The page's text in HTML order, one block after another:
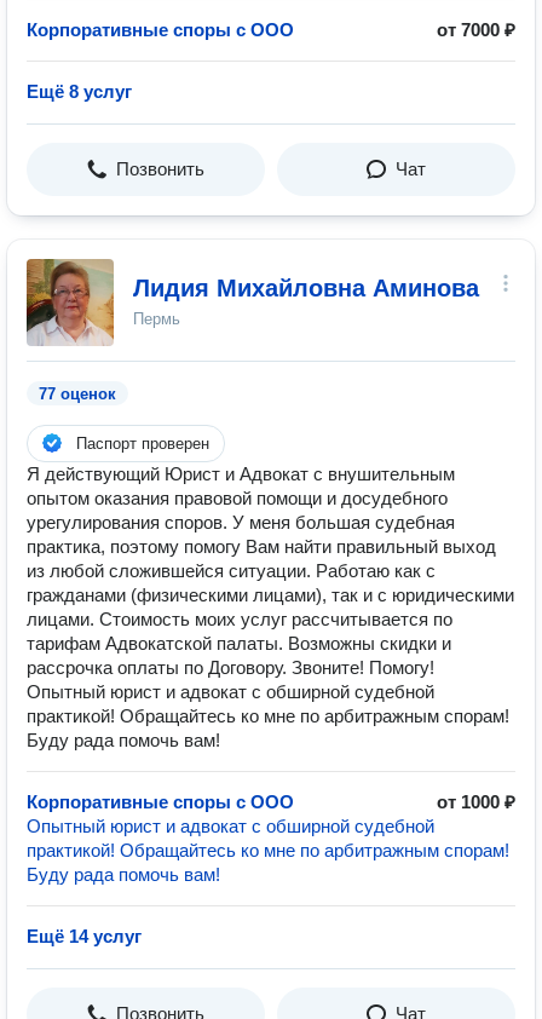
Корпоративные споры с ООО от 7000 ₽
Ещё 8 услуг
Позвонить Чат
Лидия Михайловна Аминова
Пермь
77 оценок
Паспорт проверен
Я действующий Юрист и Адвокат с внушительным
опытом оказания правовой помощи и досудебного
урегулирования споров. У меня большая судебная
практика, поэтому помогу Вам найти правильный выход
из любой сложившейся ситуации. Работаю как с
гражданами (физическими лицами), так и с юридическими
лицами. Стоимость моих услуг рассчитывается по
тарифам Адвокатской палаты. Возможны скидки и
рассрочка оплаты по Договору. Звоните! Помогу!
Опытный юрист и адвокат с обширной судебной
практикой! Обращайтесь ко мне по арбитражным спорам!
Буду рада помочь вам!
Корпоративные споры с ООО
от 1000 ₽
Опытный юрист и адвокат с обширной судебной
практикой! Обращайтесь ко мне по арбитражным спорам!
Буду рада помочь вам!
Ещё 14 услуг
Позвонить Чат